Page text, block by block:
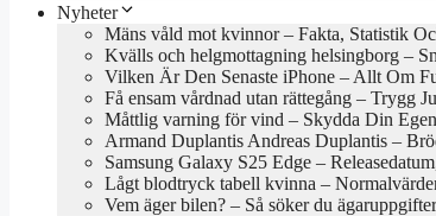
Nyheter
Mäns våld mot kvinnor – Fakta, Statistik
Kvälls och helgmottagning helsingborg –
Vilken Är Den Senaste iPhone – Allt Om
Få ensam vårdnad utan rättegång – Trygg
Måttlig varning för vind – Skydda Din
Armand Duplantis Andreas Duplantis –
Samsung Galaxy S25 Edge –
Lågt blodtryck tabell kvinna –
Vem äger bilen? – Så söker du